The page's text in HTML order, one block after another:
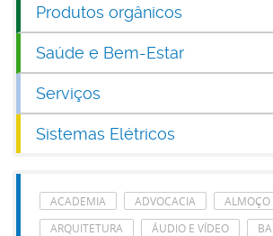
Produtos orgânicos
Saúde e Bem-Estar
Serviços
Sistemas Elétricos
ACADEMIA ADVOCACIA
ALMOÇO
ARQUITETURA
ÁUDIO E VÍDEO